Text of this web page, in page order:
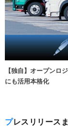
【独自】オープンロ
にも活用本格化
プレスリリース